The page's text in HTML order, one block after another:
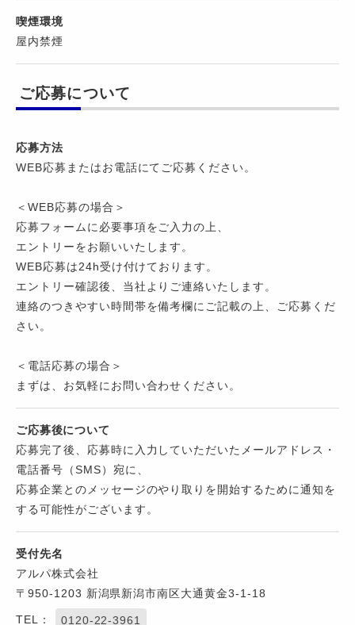
喫煙環境
屋内禁煙
ご応募について
応募方法
WEB応募またはお電話にてご応募ください。
＜WEB応募の場合＞
応募フォームに必要事項をご入力の上、
エントリーをお願いいたします。
WEB応募は24h受け付けております。
エントリー確認後、当社よりご連絡いたします。
連絡のつきやすい時間帯を備考欄にご記載の上、ご応募くだ
さい。
＜電話応募の場合＞
まずは、お気軽にお問い合わせください。
ご応募後について
応募完了後、応募時に入力していただいたメールアドレス・
電話番号（SMS）宛に、
応募企業とのメッセージのやり取りを開始するために通知を
する可能性がございます。
受付先名
アルパ株式会社
〒950-1203 新潟県新潟市南区大通黄金3-1-18
TEL： 0120-22-3961